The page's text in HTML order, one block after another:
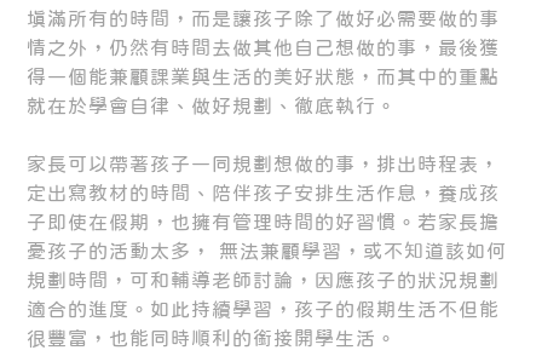
填滿所有的時間，而是讓孩子除了做好必需要做的事
情之外，仍然有時間去做其他自己想做的事，最後獲
得一個能兼顧課業與生活的美好狀態，而其中的重點
就在於學會自律、做好規劃、徹底執行。
家長可以帶著孩子一同規劃想做的事，排出時程表，
定出寫教材的時間、陪伴孩子安排生活作息，養成孩
子即使在假期，也擁有管理時間的好習慣。若家長擔
憂孩子的活動太多， 無法兼顧學習，或不知道該如何
規劃時間，可和輔導老師討論，因應孩子的狀況規劃
適合的進度。如此持續學習，孩子的假期生活不但能
很豐富，也能同時順利的銜接開學生活。